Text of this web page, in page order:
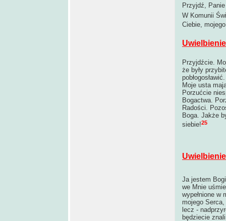
Przyjdź,
W Komunii
Ciebie,
Przyjdźcie.
że były
Moje usta
Porzućcie
Bogactwa.
Radości.
Boga. Jakże
siebie!25
Ja jestem
we Mnie
wypełnione w
mojego
lecz -
będziecie